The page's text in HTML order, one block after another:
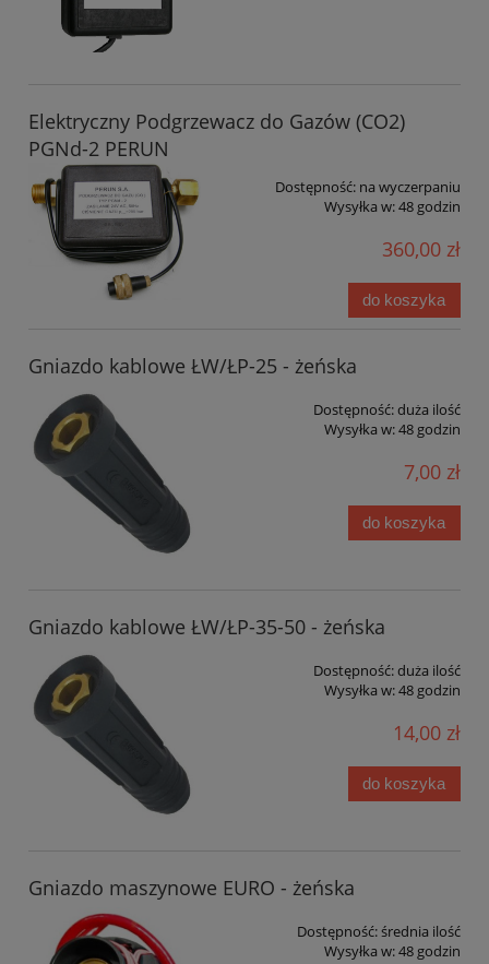
Elektryczny Podgrzewacz do Gazów (CO2)
PGNd-2 PERUN
Dostępność: na wyczerpaniu
Wysyłka w:48 godzin
360,00 zł
do koszyka
Gniazdo kablowe ŁW/ŁP-25 - żeńska
Dostępność:duża ilość
Wysyłka w:48 godzin
7,00 zł
do koszyka
Gniazdo kablowe ŁW/ŁP-35-50 - żeńska
Dostępność:duża ilość
Wysyłka w:48 godzin
14,00 zł
do koszyka
Gniazdo maszynowe EURO - żeńska
Dostępność:średnia ilość
Wysyłka w:48 godzin